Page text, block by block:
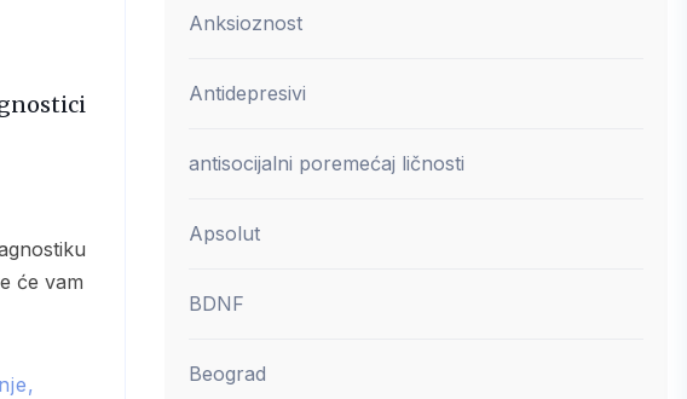
će vam
Anksioznost
Antidepresivi
antisocijalni poremećaj ličnosti
Apsolut
BDNF
Beograd